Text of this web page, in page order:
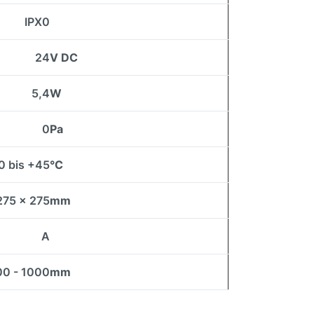
IPX0
24V DC
5,4W
0Pa
bis +45°C
x 275mm
A
- 1000mm